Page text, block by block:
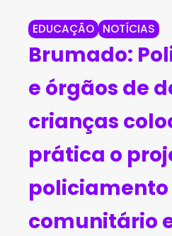
EDUCAÇÃO NOTÍCIAS
Brumado:
e órgãos de
crianças
prática o
policiamento
comunitário